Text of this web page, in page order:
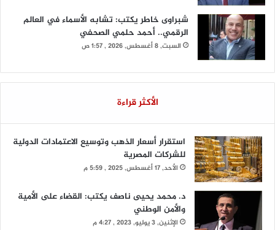
شبراوى خاطر يكتب: تشابه الأسماء في العالم
الرقمي.. أحمد حلمي الصحفي
السبت, 8 أغسطس, 2026 , 1:57 ص
الأكثر قراءة
استقرار أسعار الذهب وتوسيع الاعتمادات الدولية
للشركات المصرية
الأحد, 17 أغسطس, 2025 , 5:59 م
د. محمد يحيى ناصف يكتب: القضاء على الأمية
والأمن الوطني
الإثنين, 3 يوليو, 2023 , 4:27 م